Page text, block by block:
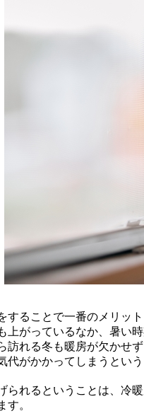
することで一番のメリッ
上がっているなか、暑い
訪れる冬も暖房が欠かせ
代がかかってしまうとい
られるということは、冷
す。